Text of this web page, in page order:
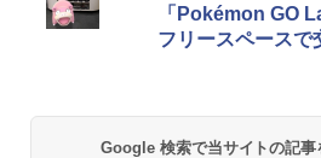
「Pokémon GO
フリースペースで
Google 検索で当サイトの記事